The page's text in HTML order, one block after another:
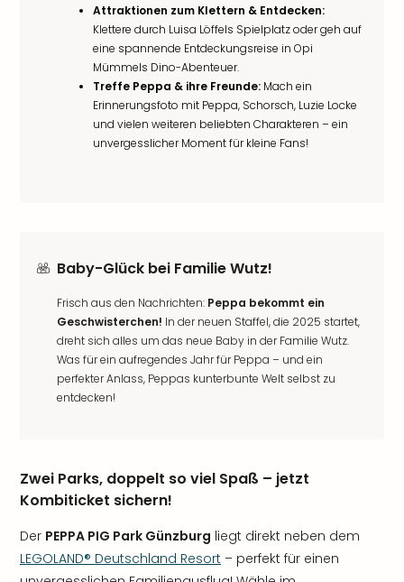
Attraktionen zum Klettern & Entdecken:
Klettere durch Luisa Löffels Spielplatz oder geh auf
eine spannende Entdeckungsreise in Opi
Mümmels Dino-Abenteuer.
Treffe Peppa & ihre Freunde: Mach ein
Erinnerungsfoto mit Peppa, Schorsch, Luzie Locke
und vielen weiteren beliebten Charakteren – ein
unvergesslicher Moment für kleine Fans!
Baby-Glück bei Familie Wutz!
Frisch aus den Nachrichten: Peppa bekommt ein
Geschwisterchen! In der neuen Staffel, die 2025 startet,
dreht sich alles um das neue Baby in der Familie Wutz.
Was für ein aufregendes Jahr für Peppa – und ein
perfekter Anlass, Peppas kunterbunte Welt selbst zu
entdecken!
Zwei Parks, doppelt so viel Spaß – jetzt
Kombiticket sichern!
Der PEPPA PIG Park Günzburg liegt direkt neben dem
LEGOLAND® Deutschland Resort – perfekt für einen